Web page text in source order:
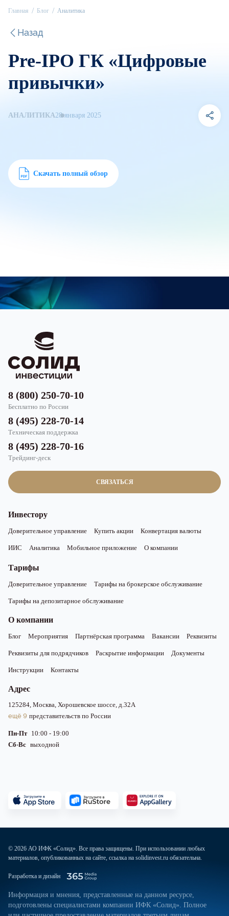
Главная Блог Аналитика
Назад
Pre-IPO ГК «Цифровые
привычки»
АНАЛИТИКА28 января 2025
Скачать полный обзор
СВЯЗАТЬСЯ
8 (800) 250-70-10
Бесплатно по России
8 (495) 228-70-14
Техническая поддержка
8 (495) 228-70-16
Трейдинг-деск
Инвестору
Доверительное управление Купить акции Конвертация валюты
ИИС Аналитика Мобильное приложение О компании
Тарифы
Доверительное управление Тарифы на брокерское обслуживание
Тарифы на депозитарное обслуживание
О компании
Блог Мероприятия Партнёрская программа Вакансии Реквизиты
Реквизиты для подрядчиков Раскрытие информации Документы
Инструкции Контакты
Адрес
125284, Москва, Хорошевское шоссе, д.32А
ещё 9 представительств по России
Пн-Пт 10:00 - 19:00
Сб-Вс выходной
© 2026 АО ИФК «Солид». Все права защищены. При использовании любых
материалов, опубликованных на сайте, ссылка на solidinvest.ru обязательна.
Разработка и дизайн
Информация и мнения, представленные на данном ресурсе,
подготовлены специалистами компании ИФК «Солид». Полное